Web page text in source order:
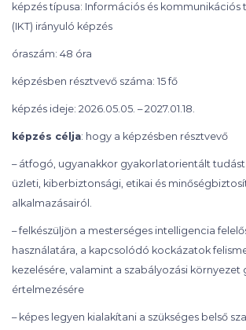
képzés típusa: Információs és kommunikációs
(IKT) irányuló képzés
óraszám: 48 óra
képzésben résztvevő száma: 15 fő
képzés ideje: 2026.05.05. – 2027.01.18.
képzés célja: hogy a képzésben résztvevő
– átfogó, ugyanakkor gyakorlatorientált tudást
üzleti, kiberbiztonsági, etikai és
alkalmazásairól.
– felkészüljön a mesterséges intelligencia
használatára, a kapcsolódó kockázatok
kezelésére, valamint a szabályozási környezet
értelmezésére
– képes legyen kialakítani a szükséges belső